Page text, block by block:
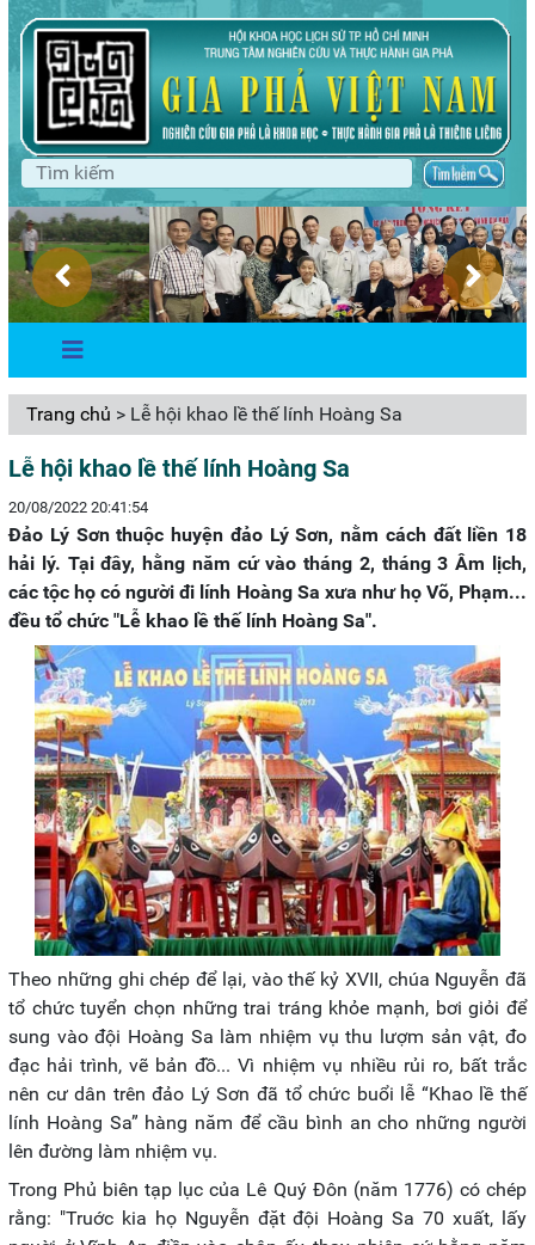
Trang chủ > Lễ hội khao lề thế lính Hoàng Sa
Lễ hội khao lề thế lính Hoàng Sa
20/08/2022 20:41:54
Đảo Lý Sơn thuộc huyện đảo Lý Sơn, nằm cách đất liền 18
hải lý. Tại đây, hằng năm cứ vào tháng 2, tháng 3 Âm lịch,
các tộc họ có người đi lính Hoàng Sa xưa như họ Võ, Phạm...
đều tổ chức "Lễ khao lề thế lính Hoàng Sa".
Theo những ghi chép để lại, vào thế kỷ XVII, chúa Nguyễn đã
tổ chức tuyển chọn những trai tráng khỏe mạnh, bơi giỏi để
sung vào đội Hoàng Sa làm nhiệm vụ thu lượm sản vật, đo
đạc hải trình, vẽ bản đồ... Vì nhiệm vụ nhiều rủi ro, bất trắc
nên cư dân trên đảo Lý Sơn đã tổ chức buổi lễ “Khao lề thế
lính Hoàng Sa” hàng năm để cầu bình an cho những người
lên đường làm nhiệm vụ.
Trong Phủ biên tạp lục của Lê Quý Đôn (năm 1776) có chép
rằng: "Truớc kia họ Nguyễn đặt đội Hoàng Sa 70 xuất, lấy